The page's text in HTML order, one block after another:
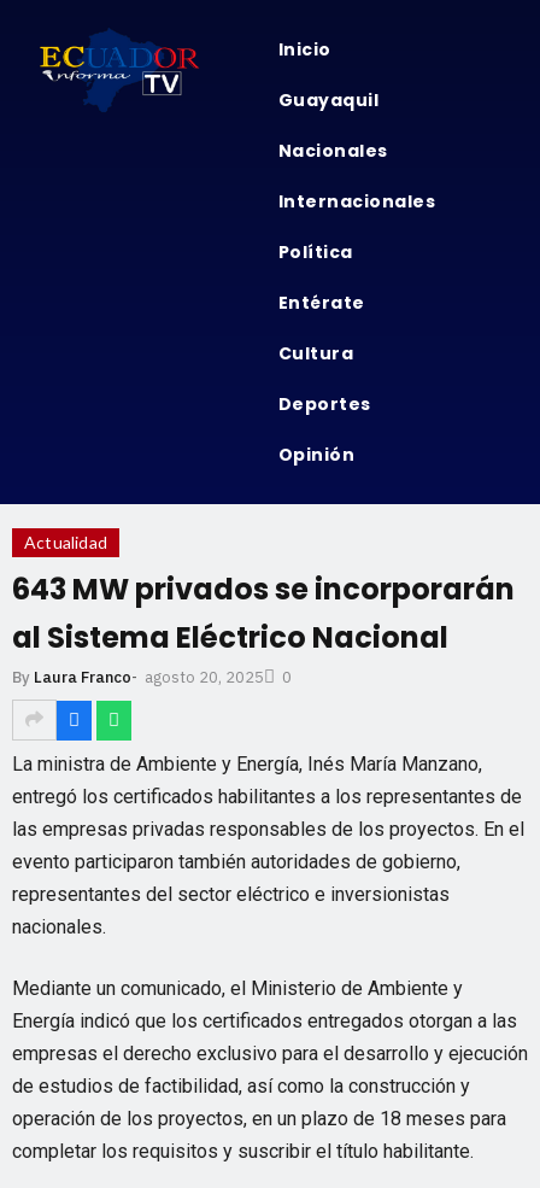
Inicio
Guayaquil
Nacionales
Internacionales
Política
Entérate
Cultura
Deportes
Opinión
Actualidad
643 MW privados se incorporarán
al Sistema Eléctrico Nacional
By Laura Franco- agosto 20, 2025 0
La ministra de Ambiente y Energía, Inés María Manzano,
entregó los certificados habilitantes a los representantes de
las empresas privadas responsables de los proyectos. En el
evento participaron también autoridades de gobierno,
representantes del sector eléctrico e inversionistas
nacionales.
Mediante un comunicado, el Ministerio de Ambiente y
Energía indicó que los certificados entregados otorgan a las
empresas el derecho exclusivo para el desarrollo y ejecución
de estudios de factibilidad, así como la construcción y
operación de los proyectos, en un plazo de 18 meses para
completar los requisitos y suscribir el título habilitante.